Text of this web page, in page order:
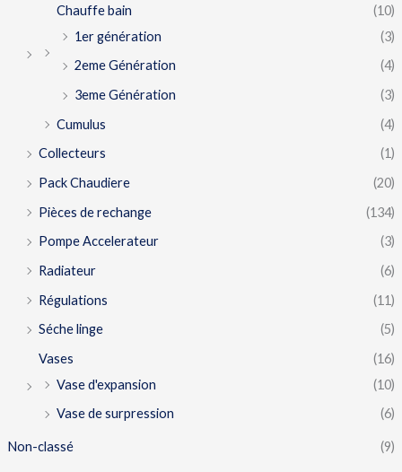
Chauffe bain
(10)
1er génération
(3)
2eme Génération
(4)
3eme Génération
(3)
Cumulus
(4)
Collecteurs
(1)
Pack Chaudiere
(20)
Pièces de rechange
(134)
Pompe Accelerateur
(3)
Radiateur
(6)
Régulations
(11)
Séche linge
(5)
Vases
(16)
Vase d'expansion
(10)
Vase de surpression
(6)
Non-classé (9)